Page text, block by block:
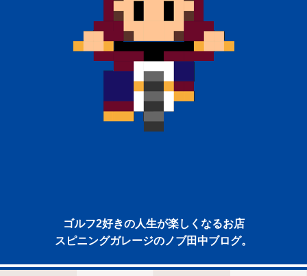
ゴルフ2好きの人生が楽しくなるお店
スピニングガレージのノブ田中ブログ。